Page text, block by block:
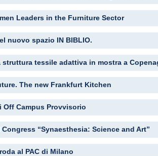
Leaders in the Furniture Sector
nuovo spazio IN BIBLIO.
tessile adattiva in mostra a
The new Frankfurt Kitchen
Off Campus Provvisorio
“Synaesthesia: Science and Art”
al PAC di Milano